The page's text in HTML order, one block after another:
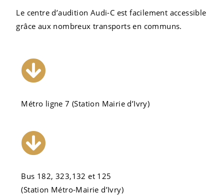
Le centre d’audition Audi-C est facilement accessible
grâce aux nombreux transports en communs.
Métro ligne 7 (Station Mairie d’Ivry)
Bus 182, 323,132 et 125
(Station Métro-Mairie d’Ivry)